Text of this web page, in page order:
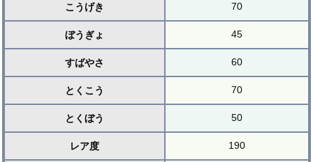
こうげき 70
ぼうぎょ 45
すばやさ 60
とくこう 70
とくぼう 50
レア度 190